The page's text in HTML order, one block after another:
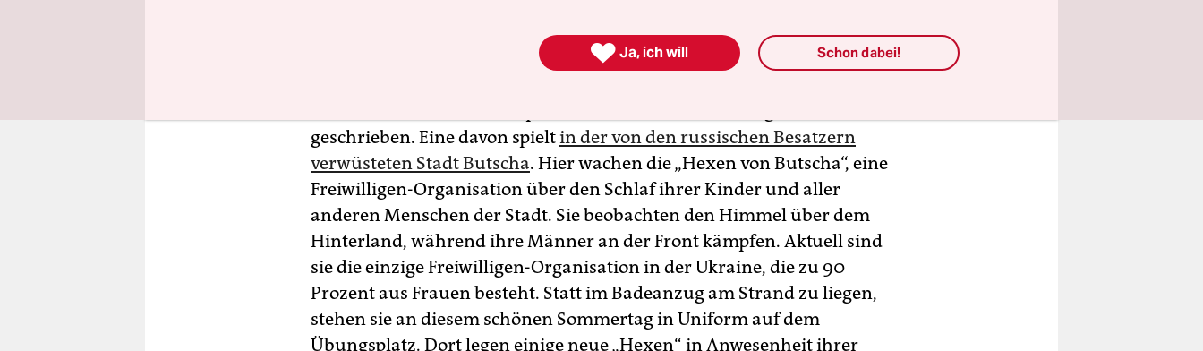
geschrieben. Eine davon spieltin der von den russischen Besatzern
verwüsteten Stadt Butscha. Hier wachen die „Hexen von Butscha“, eine
Freiwilligen-Organisation über den Schlaf ihrer Kinder und aller
anderen Menschen der Stadt. Sie beobachten den Himmel über dem
Hinterland, während ihre Männer an der Front kämpfen. Aktuell sind
sie die einzige Freiwilligen-Organisation in der Ukraine, die zu 90
Prozent aus Frauen besteht. Statt im Badeanzug am Strand zu liegen,
stehen sie an diesem schönen Sommertag in Uniform auf dem
Übungsplatz. Dort legen einige neue „Hexen“ in Anwesenheit ihrer
 Ja, ich will Schon dabei!